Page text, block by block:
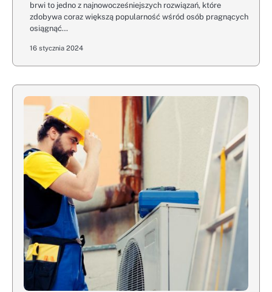
brwi to jedno z najnowocześniejszych rozwiązań, które
zdobywa coraz większą popularność wśród osób pragnących
osiągnąć…
16 stycznia 2024